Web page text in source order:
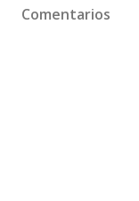
Comentarios